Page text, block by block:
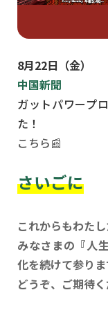
8月22日（金）
中国新聞
ガットパワープ
た！
こちら📰
さいごに
これからもわたし
みなさまの『人
化を続けて参りま
どうぞ、ご期待く